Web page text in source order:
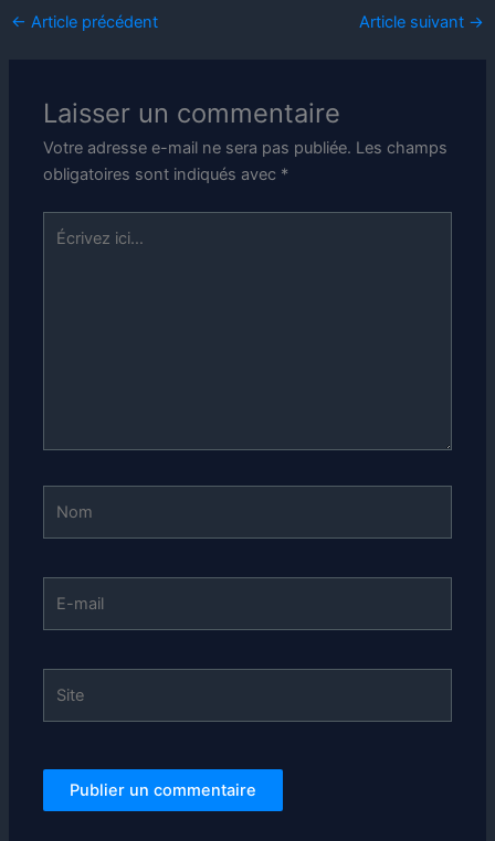
← Article précédent Article suivant →
Laisser un commentaire
Votre adresse e-mail ne sera pas publiée. Les champs
obligatoires sont indiqués avec *
Écrivez
ici…
mail